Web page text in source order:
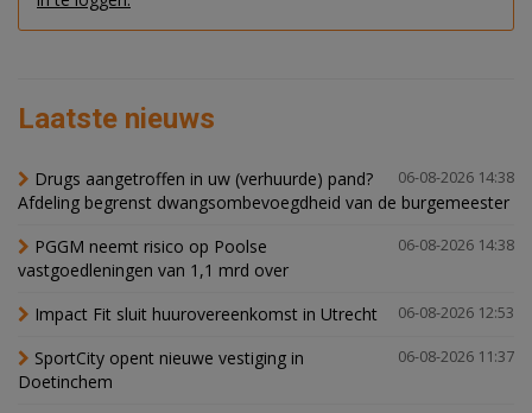
Laatste nieuws
06-08-2026 14:38
Drugs aangetroffen in uw (verhuurde) pand?
Afdeling begrenst dwangsombevoegdheid van de burgemeester
06-08-2026 14:38
PGGM neemt risico op Poolse
vastgoedleningen van 1,1 mrd over
06-08-2026 12:53
Impact Fit sluit huurovereenkomst in Utrecht
06-08-2026 11:37
SportCity opent nieuwe vestiging in
Doetinchem